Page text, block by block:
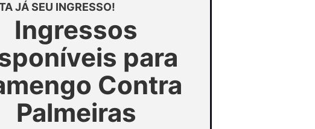
JÁ SEU INGRESSO!
Ingressos
para
Contra
Palmeiras